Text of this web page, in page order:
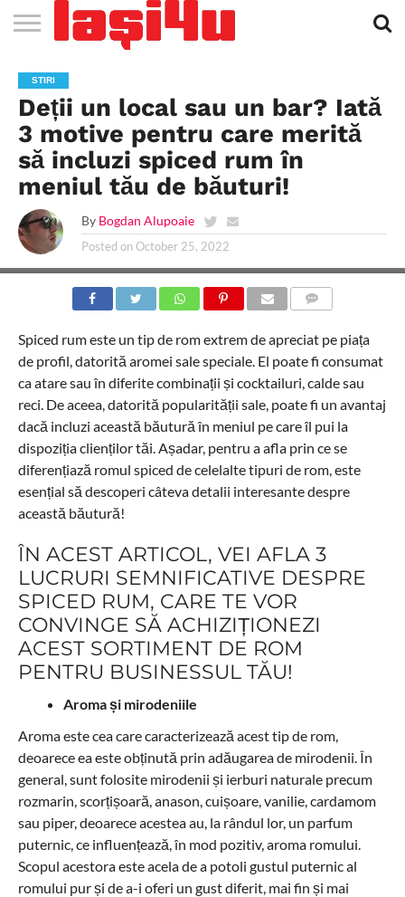
STIRI
APARTAMENTE
NOI IASI
STIRI
IASI
JOBS
IN
IASI
FILME
LA
CINEMA
CLUBURI /
DISCOTECI
BARURI /
CAFENELE
SALI DE
FORTA
SI
FITNESS
SALOANE DE
INFRUMUSETARE
AGENTII
DE
TURISM
IASI
RESTAURANTE
IN IASI
PIZZA
IN
IASI
PISCINA
IN IASI
FLORARII
RADIO
LIVE
IN IASI
SPALATORII
AUTO
TRACTARI
AUTO
TAXI
IN
IASI
CINEMA
TEATRU
HOTELURI
/
PENSIUNI
TEREN
SPORTIV
TEREN
TENIS
IASI
FARMACII
NON
STOP
COFFEE-
TO-GO
FIRME DE
PUBLICITATE
RENT
A
CAR
STIRI
Deții un local sau un bar? Iată
3 motive pentru care merită
să incluzi spiced rum în
meniul tău de băuturi!
By Bogdan Alupoaie
Posted on October 25, 2022
Spiced rum este un tip de rom extrem de apreciat pe piața
de profil, datorită aromei sale speciale. El poate fi consumat
ca atare sau în diferite combinații și cocktailuri, calde sau
reci. De aceea, datorită popularității sale, poate fi un avantaj
dacă incluzi această băutură în meniul pe care îl pui la
dispoziția clienților tăi. Așadar, pentru a afla prin ce se
diferențiază romul spiced de celelalte tipuri de rom, este
esențial să descoperi câteva detalii interesante despre
această băutură!
ÎN ACEST ARTICOL, VEI AFLA 3
LUCRURI SEMNIFICATIVE DESPRE
SPICED RUM, CARE TE VOR
CONVINGE SĂ ACHIZIȚIONEZI
ACEST SORTIMENT DE ROM
PENTRU BUSINESSUL TĂU!
Aroma și mirodeniile
Aroma este cea care caracterizează acest tip de rom,
deoarece ea este obținută prin adăugarea de mirodenii. În
general, sunt folosite mirodenii și ierburi naturale precum
rozmarin, scorțișoară, anason, cuișoare, vanilie, cardamom
sau piper, deoarece acestea au, la rândul lor, un parfum
puternic, ce influențează, în mod pozitiv, aroma romului.
Scopul acestora este acela de a potoli gustul puternic al
romului pur și de a-i oferi un gust diferit, mai fin și mai